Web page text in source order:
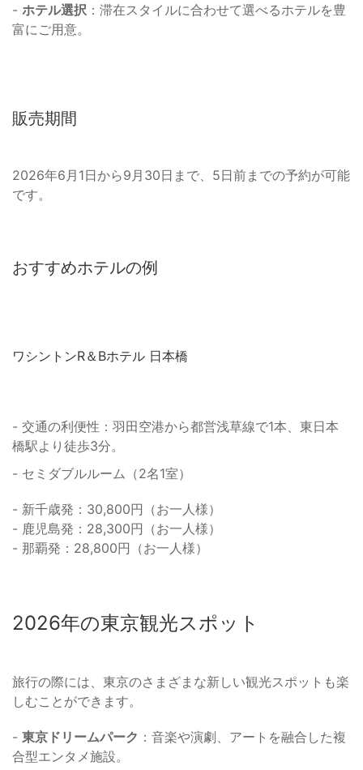
- ホテル選択 ：滞在スタイルに合わせて選べるホテルを豊
富にご用意。
販売期間
2026年6月1日から9月30日まで、5日前までの予約が可能
です。
おすすめホテルの例
ワシントンR＆Bホテル 日本橋
- 交通の利便性：羽田空港から都営浅草線で1本、東日本
橋駅より徒歩3分。
- セミダブルルーム（2名1室）
- 新千歳発：30,800円（お一人様）
- 鹿児島発：28,300円（お一人様）
- 那覇発：28,800円（お一人様）
2026年の東京観光スポット
旅行の際には、東京のさまざまな新しい観光スポットも楽
しむことができます。
- 東京ドリームパーク ：音楽や演劇、アートを融合した複
合型エンタメ施設。